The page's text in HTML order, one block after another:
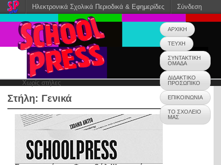
ΑΡΧΙΚΗ
ΤΕΥΧΗ
ΣΥΝΤΑΚΤΙΚΗ
ΟΜΑΔΑ
ΔΙΔΑΚΤΙΚΟ
ΠΡΟΣΩΠΙΚΟ
ΕΠΙΚΟΙΝΩΝΙΑ
ΤΟ ΣΧΟΛΕΙΟ
ΜΑΣ
Χωρίς στήλες
Στήλη: Γενικά
Ηλεκτρονικά Σχολικά Περιοδικά & Εφημερίδες Σύνδεση